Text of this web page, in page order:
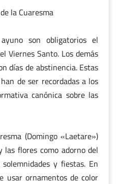
la Cuaresma
son obligatorios el
Viernes Santo. Los demás
días de abstinencia. Estas
de ser recordadas a los
canónica sobre las
(Domingo «Laetare»)
flores como adorno del
y fiestas. En
usar ornamentos de color